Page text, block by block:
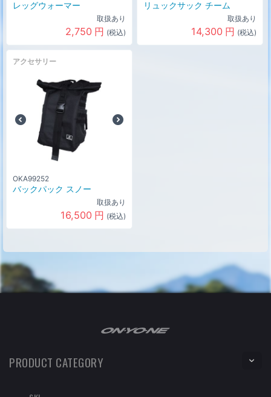
レッグウォーマー
取扱あり
2,750 円 (税込)
リュックサック チーム
取扱あり
14,300 円 (税込)
アクセサリー
OKA99252
バックパック スノー
取扱あり
16,500 円 (税込)
PRODUCT CATEGORY